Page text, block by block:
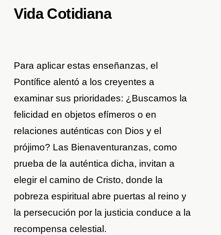
Vida Cotidiana
Para aplicar estas enseñanzas, el
Pontífice alentó a los creyentes a
examinar sus prioridades: ¿Buscamos la
felicidad en objetos efímeros o en
relaciones auténticas con Dios y el
prójimo? Las Bienaventuranzas, como
prueba de la auténtica dicha, invitan a
elegir el camino de Cristo, donde la
pobreza espiritual abre puertas al reino y
la persecución por la justicia conduce a la
recompensa celestial.